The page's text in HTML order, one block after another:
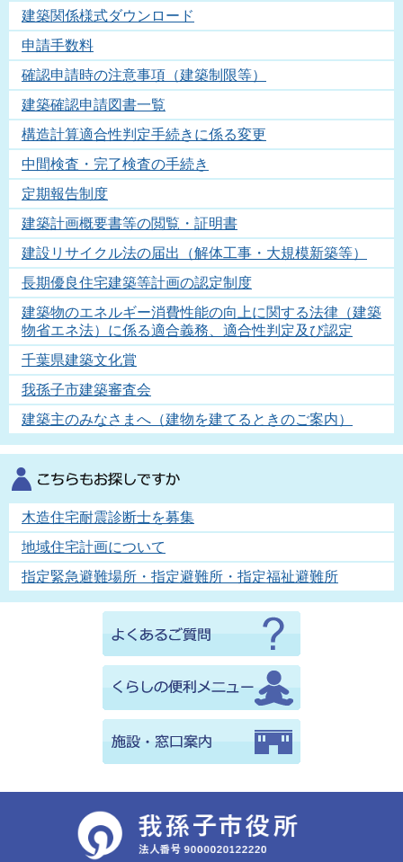
建築関係様式ダウンロード
申請手数料
確認申請時の注意事項（建築制限等）
建築確認申請図書一覧
構造計算適合性判定手続きに係る変更
中間検査・完了検査の手続き
定期報告制度
建築計画概要書等の閲覧・証明書
建設リサイクル法の届出（解体工事・大規模新築等）
長期優良住宅建築等計画の認定制度
建築物のエネルギー消費性能の向上に関する法律（建築
物省エネ法）に係る適合義務、適合性判定及び認定
千葉県建築文化賞
我孫子市建築審査会
建築主のみなさまへ（建物を建てるときのご案内）
木造住宅耐震診断士を募集
地域住宅計画について
指定緊急避難場所・指定避難所・指定福祉避難所